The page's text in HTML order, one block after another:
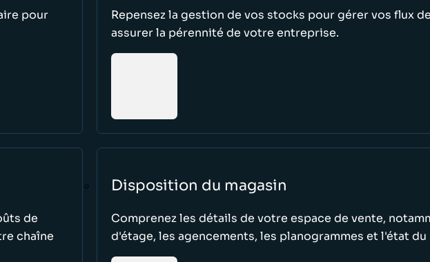
pour
Repensez la gestion de vos stocks pour gérer vos flux
assurer la pérennité de votre entreprise.
de
chaîne
Disposition du magasin
Comprenez les détails de votre espace de vente,
d'étage, les agencements, les planogrammes et l'état du